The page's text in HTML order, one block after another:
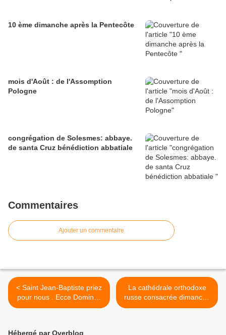
10 ème dimanche après la Pentecôte
mois d'Août : de l'Assomption
Pologne
congrégation de Solesmes: abbaye.
de santa Cruz bénédiction abbatiale
Commentaires
Ajouter un commentaire
< Saint Jean-Baptiste priez
pour nous . Ecce Dominus
veniet .
La cathédrale orthodoxe
russe consacrée dimanche
>
Hébergé par Overblog